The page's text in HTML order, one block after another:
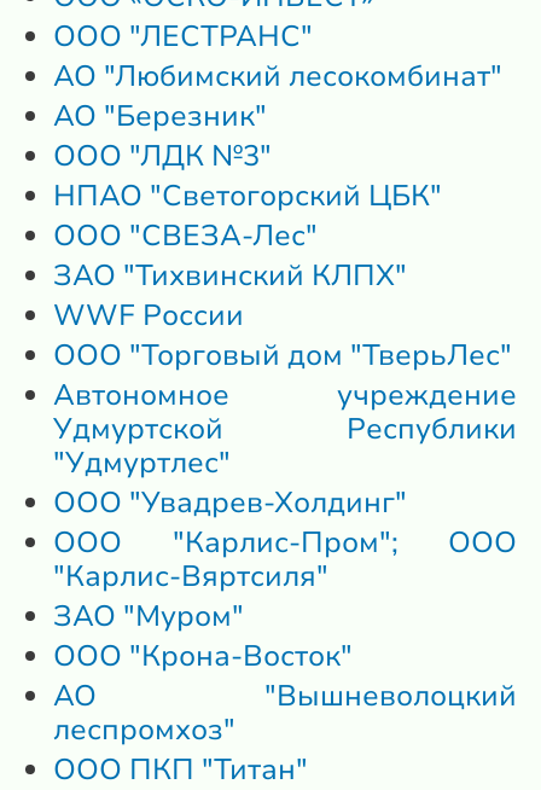
ООО "ЛЕСТРАНС"
АО "Любимский лесокомбинат"
АО "Березник"
ООО "ЛДК №3"
НПАО "Светогорский ЦБК"
ООО "СВЕЗА-Лес"
ЗАО "Тихвинский КЛПХ"
WWF России
ООО "Торговый дом "ТверьЛес"
Автономное учреждение
Удмуртской Республики
"Удмуртлес"
ООО "Увадрев-Холдинг"
ООО "Карлис-Пром"; ООО
"Карлис-Вяртсиля"
ЗАО "Муром"
ООО "Крона-Восток"
АО "Вышневолоцкий
леспромхоз"
ООО ПКП "Титан"